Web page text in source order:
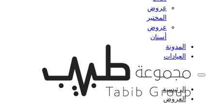
عروض
المختبر
عروض
أسنان
المدونة
العيادات
الرئيسية
العروض